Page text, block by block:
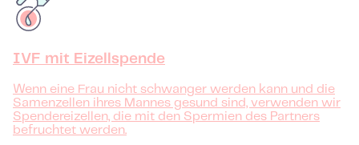
IVF mit Eizellspende
Wenn eine Frau nicht schwanger werden kann und die
Samenzellen ihres Mannes gesund sind, verwenden wir
Spendereizellen, die mit den Spermien des Partners
befruchtet werden.